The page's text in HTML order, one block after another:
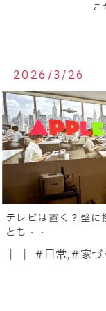
こ
る？それ
｜